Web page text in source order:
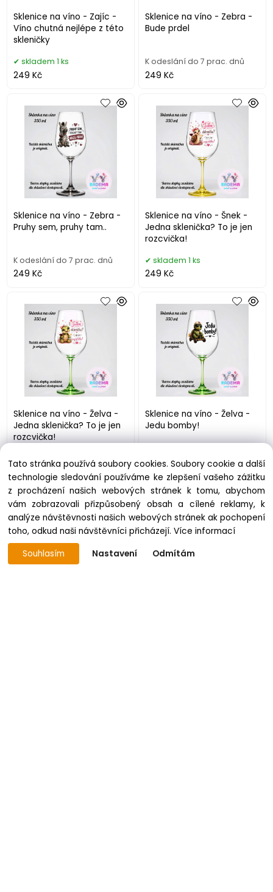
Sklenice na víno - Zajíc -
Víno chutná nejlépe z této
skleničky
skladem 1 ks
249 Kč
Sklenice na víno - Zebra -
Bude prdel
K odeslání do 7 prac. dnů
249 Kč
Sklenice na víno - Zebra -
Pruhy sem, pruhy tam..
K odeslání do 7 prac. dnů
249 Kč
Sklenice na víno - Šnek -
Jedna sklenička? To je jen
rozcvička!
skladem 1 ks
249 Kč
Sklenice na víno - Želva -
Jedna sklenička? To je jen
rozcvička!
skladem 1 ks
249 Kč
Sklenice na víno - Želva -
Jedu bomby!
K odeslání do 7 prac. dnů
249 Kč
Tato stránka používá soubory cookies. Soubory cookie a další
technologie sledování používáme ke zlepšení vašeho zážitku
z procházení našich webových stránek k tomu, abychom
vám zobrazovali přizpůsobený obsah a cílené reklamy, k
analýze návštěvnosti našich webových stránek ak pochopení
toho, odkud naši návštěvníci přicházejí. Více informací
Souhlasím
Nastavení Odmítám